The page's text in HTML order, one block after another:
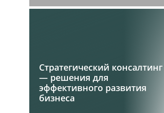
Стратегический консалтинг
— решения для
эффективного развития
бизнеса